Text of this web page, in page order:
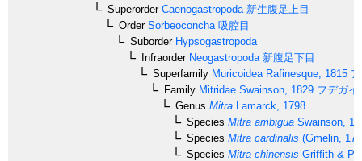
SuperorderCaenogastropoda 新生腹足上目
OrderSorbeoconcha 吸腔目
SuborderHypsogastropoda
InfraorderNeogastropoda 新腹足下目
Superfamily Muricoidea Rafinesque, 1815
Family Mitridae Swainson, 1829 フデガイ
Genus Mitra Lamarck, 1798
Species Mitra ambigua Swainson,
Species Mitra cardinalis (Gmelin,
Species Mitra chinensis Griffith &